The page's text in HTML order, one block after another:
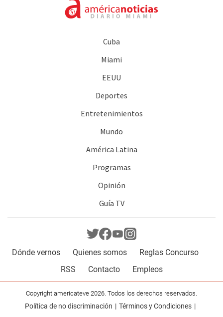
Cuba
Miami
EEUU
Deportes
Entretenimientos
Mundo
América Latina
Programas
Opinión
Guía TV
Dónde vernos Quienes somos
Reglas Concurso
RSS
Contacto Empleos
Copyright americateve 2026. Todos los derechos reservados.
Política de no discriminación Términos y Condiciones